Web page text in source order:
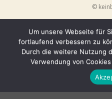
©
Um unsere Webseite für
fortlaufend verbessern zu
Durch die weitere Nutzung
Verwendung von